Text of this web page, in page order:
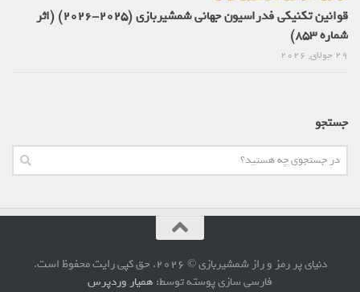
قوانین تکنیکی فدراسیون جهانی شمشیربازی (2025-2026) (اثر
شماره 853)
29 جولای, 2026
جستجو
دنیای پر رمز و راز شمشیربازی © 2026. حق کپی رایت محفوظ است.
فارسی سازی پوسته توسط: همیار وردپرس